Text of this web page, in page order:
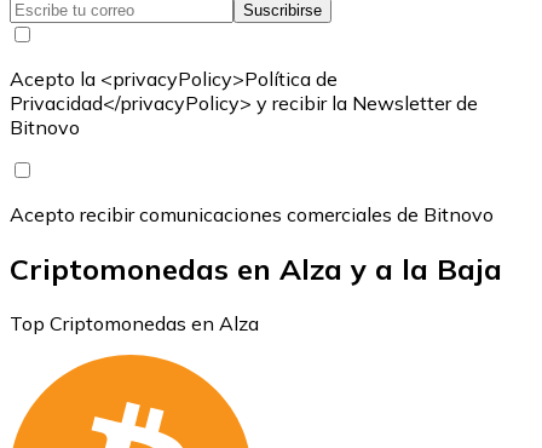
Suscribirse
Acepto la <privacyPolicy>Política de
Privacidad</privacyPolicy> y recibir la Newsletter de
Bitnovo
Acepto recibir comunicaciones comerciales de Bitnovo
Criptomonedas en Alza y a la Baja
Top Criptomonedas en Alza